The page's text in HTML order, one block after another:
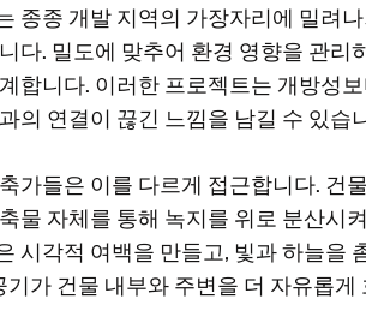
종종 개발 지역의 가장자리에 밀려
다. 밀도에 맞추어 환경 영향을 관리
합니다. 이러한 프로젝트는 개방성
의 연결이 끊긴 느낌을 남길 수 있습
가들은 이를 다르게 접근합니다. 건
물 자체를 통해 녹지를 위로 분산시
시각적 여백을 만들고, 빛과 하늘을
기가 건물 내부와 주변을 더 자유롭게